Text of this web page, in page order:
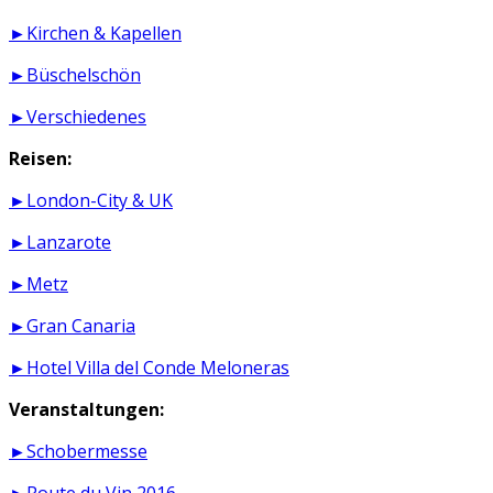
►Kirchen & Kapellen
►Büschelschön
►Verschiedenes
Reisen:
►London-City & UK
►Lanzarote
►Metz
►Gran Canaria
►Hotel Villa del Conde Meloneras
Veranstaltungen:
►Schobermesse